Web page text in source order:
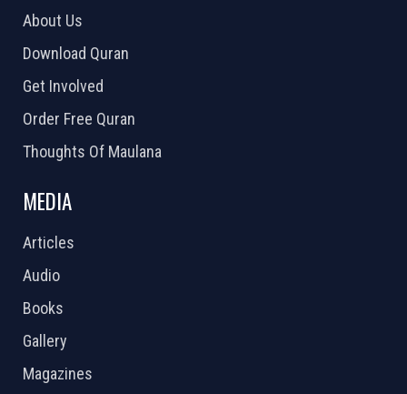
About Us
Download Quran
Get Involved
Order Free Quran
Thoughts Of Maulana
MEDIA
Articles
Audio
Books
Gallery
Magazines